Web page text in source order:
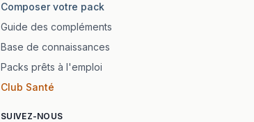
Composer votre pack
Guide des compléments
Base de connaissances
Packs prêts à l'emploi
Club Santé
SUIVEZ-NOUS